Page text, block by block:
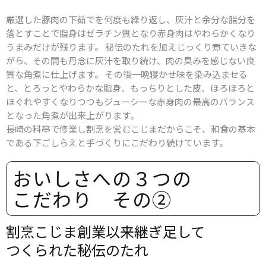
厳選した豚肉の下茹でを何度も繰り返し、灰汁と余分な脂分を
落とすことで脂身はゼラチン質となり赤身肉はやわらかくなり
うまみだけが残ります。 秘伝のたれを加えじっくり煮ていきな
がら、その間も丹念に灰汁を取り続け、肉の臭みを感じない良
質な角煮に仕上げます。 その後一晩寝かせ味を染み込ませる
と、とろっとやわらかな脂身、もっちりとした皮、ほろほろと
ほぐれやすくなりつつもジューシーな赤身肉の最高のバランス
となった角煮が出来上がります。
長崎の料亭で修業し割烹を営むこじまだからこそ、和食の基本
である下ごしらえと手づくりにこだわり続けています。
おいしさへの​３つの​
こだわり その​②
割烹こじま創業以来​継ぎ足して​
つくられた​秘伝の​たれ